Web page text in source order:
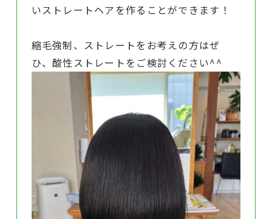
いストレートヘアを作ることができます！
縮毛強制、ストレートをお考えの方はぜ
ひ、酸性ストレートをご検討ください^^